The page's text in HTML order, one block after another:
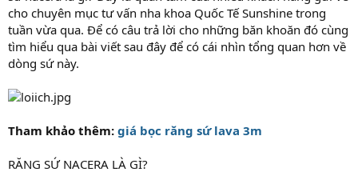
cho chuyên mục tư vấn nha khoa Quốc Tế Sunshine trong
tuần vừa qua. Để có câu trả lời cho những băn khoăn đó cùng
tìm hiểu qua bài viết sau đây để có cái nhìn tổng quan hơn về
dòng sứ này.
Tham khảo thêm: giá bọc răng sứ lava 3m
RĂNG SỨ NACERA LÀ GÌ?